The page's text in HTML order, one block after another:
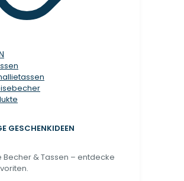
GESCHENKIDEEN
Becher & Tassen – entdecke